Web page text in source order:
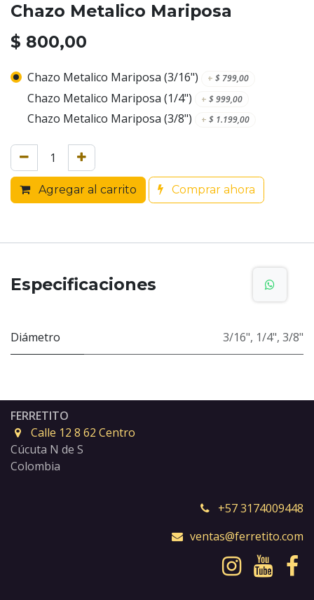
Chazo Metalico Mariposa
$ 800,00
Chazo Metalico Mariposa (3/16") + $ 799,00
Chazo Metalico Mariposa (1/4") + $999,00
Chazo Metalico Mariposa (3/8") + $ 1.199,00
Agregar al carrito Comprar ahora
Especificaciones
Diámetro 3/16", 1/4", 3/8"
FERRETITO
Calle 12 8 62 Centro
Cúcuta N de S
Colombia
+57 3174009448
ventas@ferretito.com